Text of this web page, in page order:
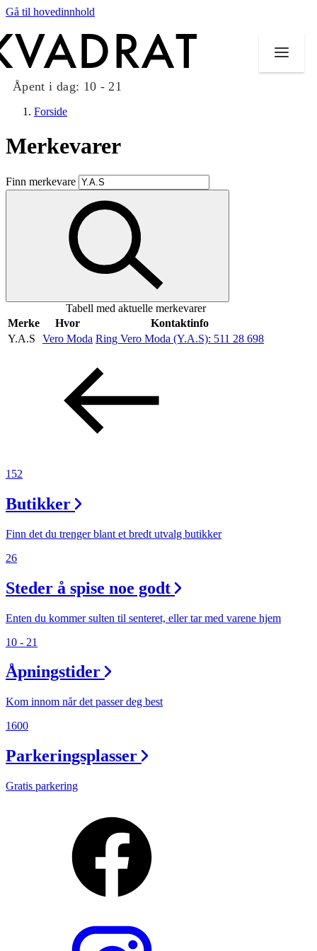
Gå til hovedinnhold
Åpent i dag: 10 - 21
Butikker
Mat og drikke
Taket på Kvadrat
Aktiviteter
Inspirasjon
Forside
Merkevarer
Finn merkevare
Tabell med aktuelle merkevarer
Merke
Hvor
Kontaktinfo
Y.A.S
Vero Moda Ring Vero Moda (Y.A.S): 511 28 698
152
Butikker
Finn det du trenger blant et bredt utvalg butikker
26
Steder å spise noe godt
Enten du kommer sulten til senteret, eller tar med varene hjem
10 - 21
Åpningstider
Kom innom når det passer deg best
1600
Parkeringsplasser
Gratis parkering